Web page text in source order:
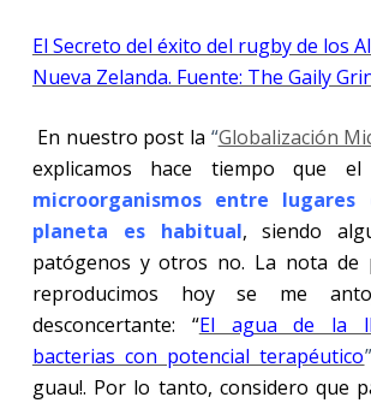
El Secreto del éxito del rugby de los
Nueva Zelanda. Fuente: The Gaily
En nuestro post la “Globalización
explicamos hace tiempo que el
microorganismos entre lugares
planeta es habitual, siendo
patógenos y otros no. La nota de
reproducimos hoy se me
desconcertante: “El agua de la
bacterias con potencial terapéutico
guau!. Por lo tanto, considero que